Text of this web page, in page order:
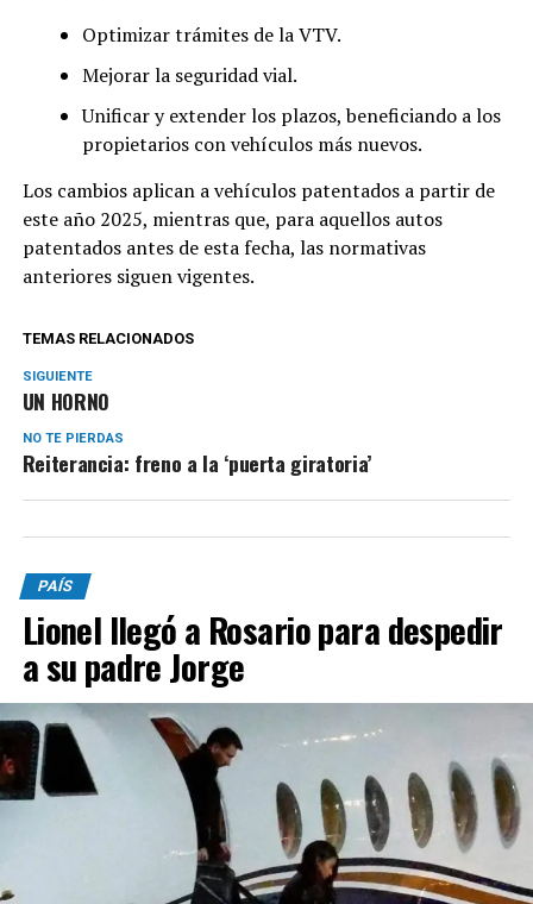
Optimizar trámites de la VTV.
Mejorar la seguridad vial.
Unificar y extender los plazos, beneficiando a los
propietarios con vehículos más nuevos.
Los cambios aplican a vehículos patentados a partir de
este año 2025, mientras que, para aquellos autos
patentados antes de esta fecha, las normativas
anteriores siguen vigentes.
TEMAS RELACIONADOS
SIGUIENTE
UN HORNO
NO TE PIERDAS
Reiterancia: freno a la ‘puerta giratoria’
PAÍS
Lionel llegó a Rosario para despedir
a su padre Jorge